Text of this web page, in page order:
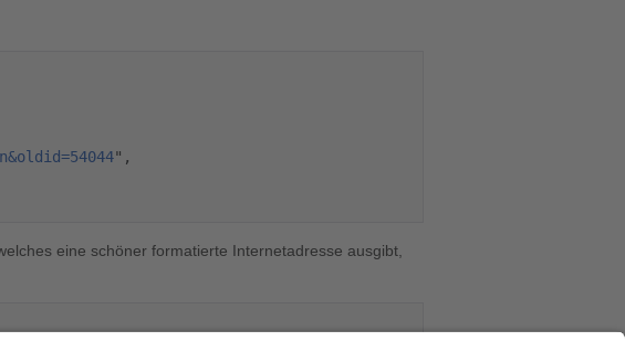
",
eine schöner formatierte Internetadresse ausgibt,